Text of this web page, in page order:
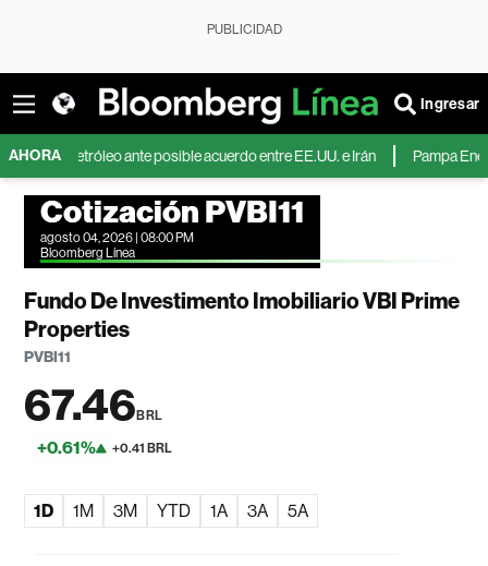
PUBLICIDAD
Ingresar
AHORA
petróleo ante posible acuerdo entre EE.UU. e Irán Pampa Energía
Cotización PVBI11
agosto 04, 2026 | 08:00 PM
Bloomberg Línea
Fundo De Investimento Imobiliario VBI Prime
Properties
PVBI11
67.46BRL
+0.61% +0.41 BRL
1D 1M 3M YTD 1A 3A 5A